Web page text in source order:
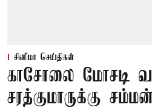
சினிமா செய்திகள்
காசோலை மோசடி
சரத்குமாருக்கு